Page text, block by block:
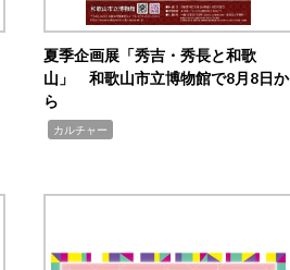
夏季企画展「秀吉・秀長と和歌
山」 和歌山市立博物館で8月8日か
ら
カルチャー